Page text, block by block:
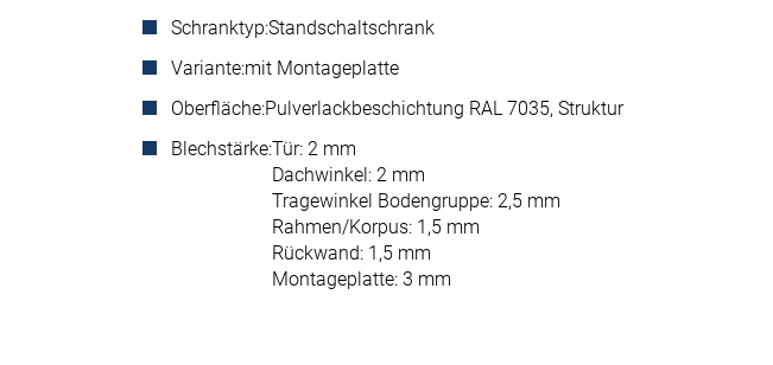
Schranktyp:Standschaltschrank
Variante:mit Montageplatte
Oberfläche:Pulverlackbeschichtung RAL 7035, Struktur
Blechstärke:Tür: 2 mm
Dachwinkel: 2 mm
Tragewinkel Bodengruppe: 2,5 mm
Rahmen/Korpus: 1,5 mm
Rückwand: 1,5 mm
Montageplatte: 3 mm